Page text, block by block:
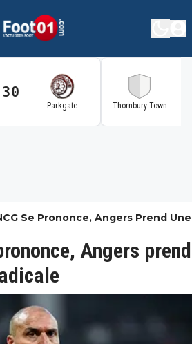
Parkgate Thornbury Town
Se Prononce, Angers Prend Une
Radicale
Angers prend